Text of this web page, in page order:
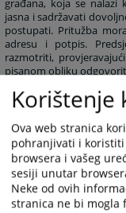
jasna i sadržavati
postupati. Pritužba
adresu i potpis.
razmotriti,
pisanom obliku
Pritužbe na rad i
tužilačkom vijeću
tužioca, koji su jedini
na adresu:
Visoko sudsko i
Ul. Kraljice Jelene br.88
71000 Sarajevo
Korištenje
Ova web stranica
pohranjivati i
browsera i vašeg
sesiji unutar
Neke od ovih
stranica ne bi mogla